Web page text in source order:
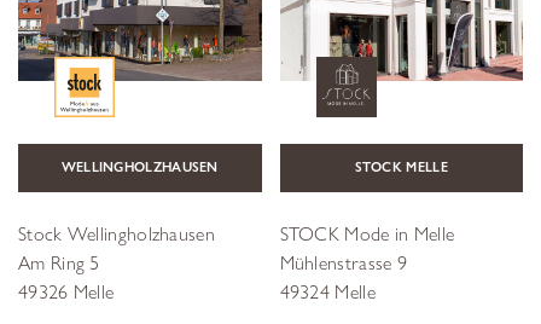
WELLINGHOLZHAUSEN
Stock Wellingholzhausen
Am Ring 5
49326 Melle
STOCK MELLE
STOCK Mode in Melle
Mühlenstrasse 9
49324 Melle